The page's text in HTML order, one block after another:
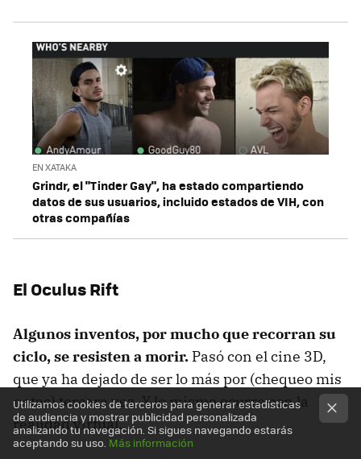
EN XATAKA
Grindr, el "Tinder Gay", ha estado compartiendo
datos de sus usuarios, incluido estados de VIH, con
otras compañías
El Oculus Rift
Algunos inventos, por mucho que recorran su
ciclo, se resisten a morir. Pasó con el cine 3D,
que ya ha dejado de ser lo más por (chequeo mis
notas) tercera vez. Y lo mismo ocurre con la
realidad virtual.
Utilizamos cookies de terceros para generar estadísticas
de audiencia y mostrar publicidad personalizada
analizando tu navegación. Si sigues navegando estarás
aceptando su uso. Más información